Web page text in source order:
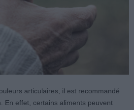
articulaires, il est recommandé
En effet, certains aliments peuvent